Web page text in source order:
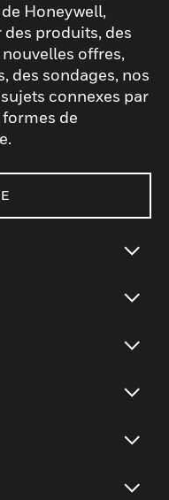
Honeywell,
produits, des
offres,
des sondages, nos
connexes par
de